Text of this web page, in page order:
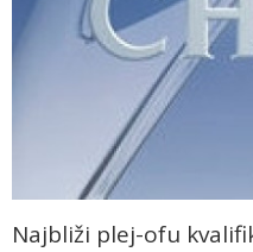
Najbliži plej-ofu